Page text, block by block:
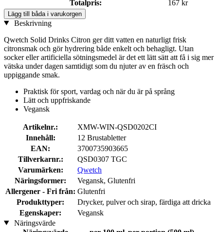
Totalpris:
167 kr
Lägg till båda i varukorgen
Beskrivning
Qwetch Solid Drinks Citron ger ditt vatten en naturligt frisk
citronsmak och gör hydrering både enkelt och behagligt. Utan
socker eller artificiella sötningsmedel är det ett lätt sätt att få i sig mer
vätska under dagen samtidigt som du njuter av en fräsch och
uppiggande smak.
Praktisk för sport, vardag och när du är på språng
Lätt och uppfriskande
Vegansk
Artikelnr.:
XMW-WIN-QSD0202CI
Innehåll:
12 Brustabletter
EAN:
3700735903665
Tillverkarnr.:
QSD0307 TGC
Varumärken:
Qwetch
Näringsformer:
Vegansk, Glutenfri
Allergener - Fri från: Glutenfri
Produkttyper:
Drycker, pulver och sirap, färdiga att dricka
Egenskaper:
Vegansk
Näringsvärde